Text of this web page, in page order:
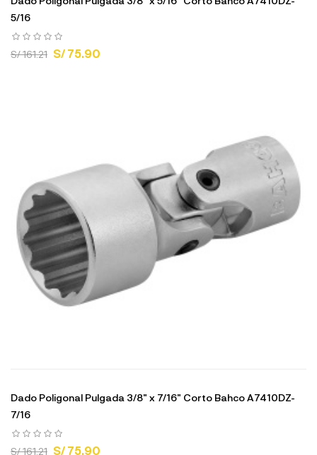
5/16
S/ 161.21 S/ 75.90
Dado Poligonal Pulgada 3/8" x 7/16" Corto Bahco A7410DZ-
7/16
S/ 161.21 S/ 75.90